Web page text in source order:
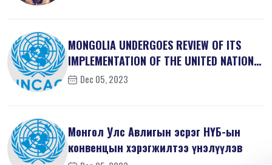
MONGOLIA UNDERGOES REVIEW OF ITS
IMPLEMENTATION OF THE UNITED NATIONS
... Dec 05, 2023
Монгол Улс Авлигын эсрэг НҮБ-ын
конвенцын хэрэгжилтээ үнэлүүлэв